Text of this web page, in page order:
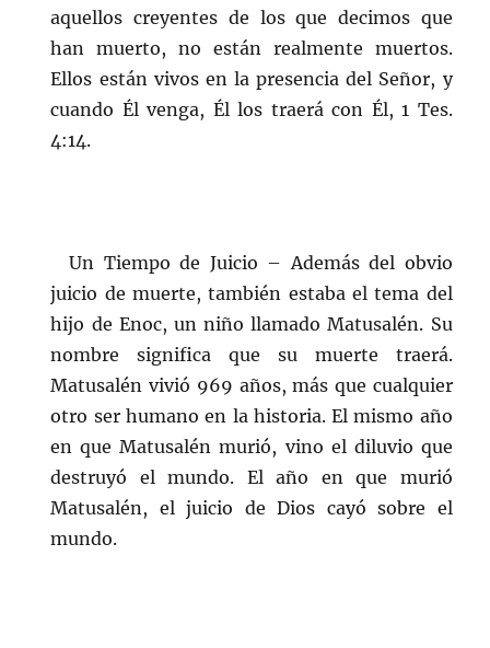
aquellos creyentes de los que decimos que
han muerto, no están realmente muertos.
Ellos están vivos en la presencia del Señor, y
cuando Él venga, Él los traerá con Él, 1 Tes.
4:14.
Un Tiempo de Juicio – Además del obvio
juicio de muerte, también estaba el tema del
hijo de Enoc, un niño llamado Matusalén. Su
nombre significa que su muerte traerá.
Matusalén vivió 969 años, más que cualquier
otro ser humano en la historia. El mismo año
en que Matusalén murió, vino el diluvio que
destruyó el mundo. El año en que murió
Matusalén, el juicio de Dios cayó sobre el
mundo.